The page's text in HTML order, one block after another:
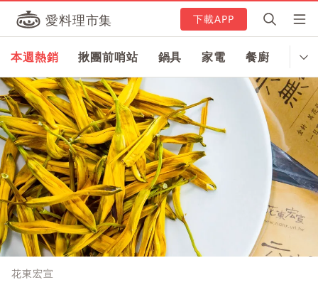
愛料理市集 下載APP
本週熱銷 揪團前哨站 鍋具 家電 餐廚 食器
花東宏宣